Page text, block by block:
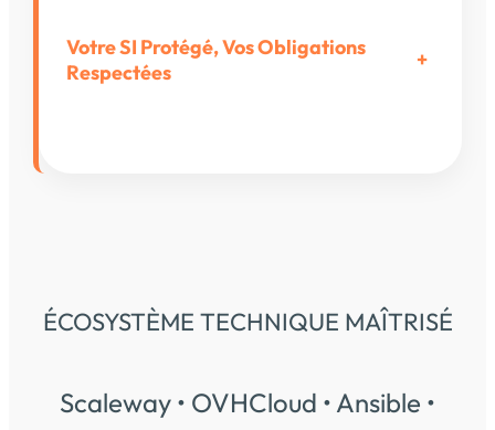
Votre SI Protégé, Vos Obligations
Respectées
+
ÉCOSYSTÈME TECHNIQUE MAÎTRISÉ
Scaleway • OVHCloud • Ansible •